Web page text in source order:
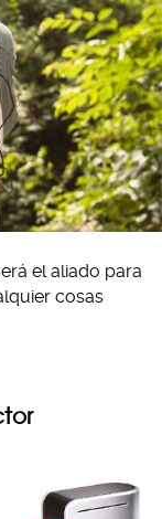
el aliado para
cosas